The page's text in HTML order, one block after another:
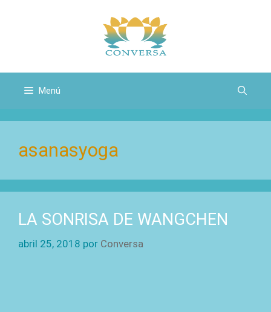
Menú
asanasyoga
LA SONRISA DE WANGCHEN
abril 25, 2018 por Conversa